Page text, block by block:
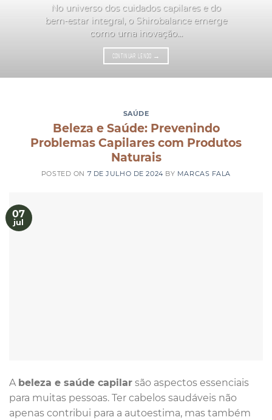
No universo dos cuidados capilares e do
bem-estar integral, o Shirobalance emerge
como uma inovação...
CONTINUAR LENDO →
SAÚDE
Beleza e Saúde: Prevenindo
Problemas Capilares com Produtos
Naturais
POSTED ON 7 DE JULHO DE 2024 BY MARCAS FALA
07
jul
A beleza e saúde capilar são aspectos essenciais
para muitas pessoas. Ter cabelos saudáveis não
apenas contribui para a autoestima, mas também